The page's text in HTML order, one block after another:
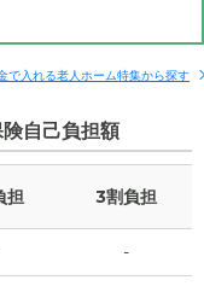
13.5 万円
7.9
で入れる老人ホーム特集から探す
険自己負担額
担 3割負担
-